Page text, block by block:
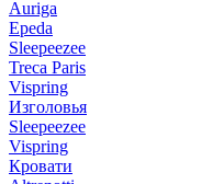
Auriga
Epeda
Sleepeezee
Treca Paris
Vispring
Изголовья
Sleepeezee
Vispring
Кровати